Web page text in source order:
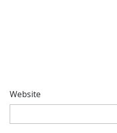
Website